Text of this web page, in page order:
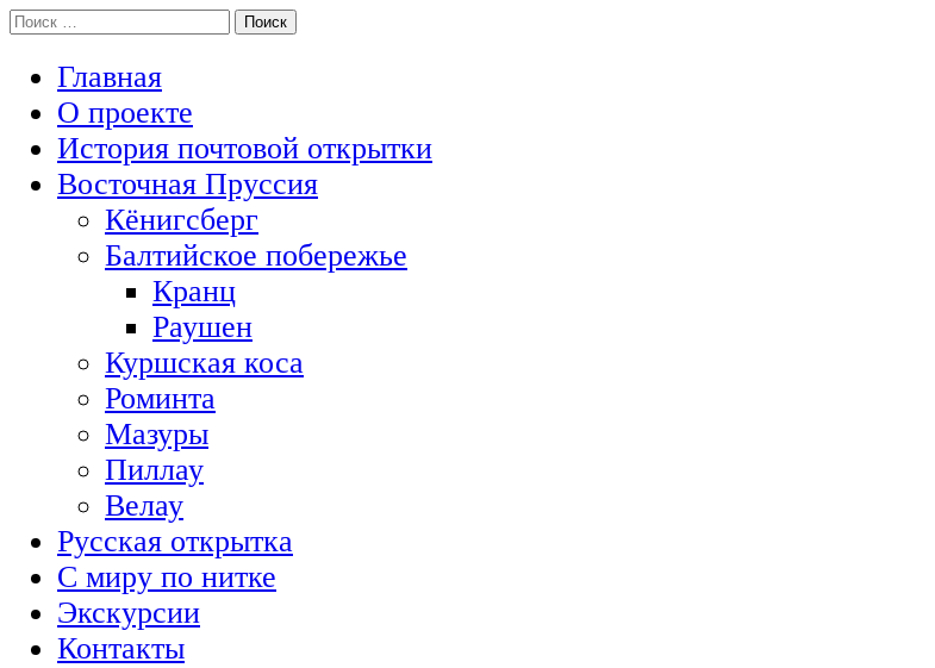
Перейти
к
История Восточной Пруссии в почтовых открытках и не только
Поиск:
Главная
О проекте
История почтовой открытки
Восточная Пруссия
Кёнигсберг
Балтийское побережье
Кранц
Раушен
Куршская коса
Роминта
Мазуры
Пиллау
Велау
Русская открытка
С миру по нитке
Экскурсии
Контакты